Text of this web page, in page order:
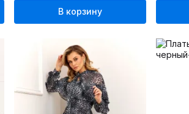
В корзину